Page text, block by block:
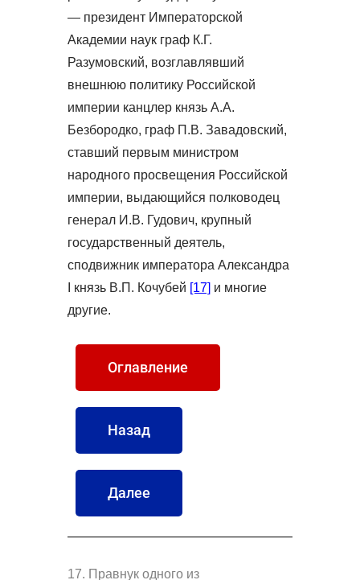
— президент Императорской
Академии наук граф К.Г.
Разумовский, возглавлявший
внешнюю политику Российской
империи канцлер князь А.А.
Безбородко, граф П.В. Завадовский,
ставший первым министром
народного просвещения Российской
империи, выдающийся полководец
генерал И.В. Гудович, крупный
государственный деятель,
сподвижник императора Александра
I князь В.П. Кочубей [17] и многие
другие.
Оглавление
Назад
Далее
17. Правнук одного из